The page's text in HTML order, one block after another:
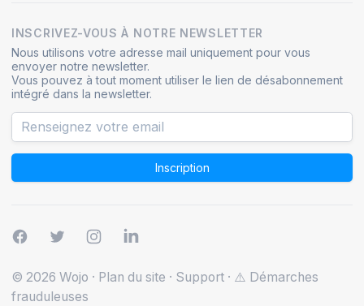
INSCRIVEZ-VOUS À NOTRE NEWSLETTER
Nous utilisons votre adresse mail uniquement pour vous
envoyer notre newsletter.
Vous pouvez à tout moment utiliser le lien de désabonnement
intégré dans la newsletter.
Inscription
© 2026 Wojo · Plan du site · Support · ⚠️ Démarches
frauduleuses